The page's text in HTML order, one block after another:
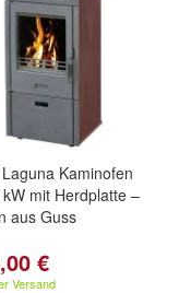
Kaminofen
mit Herdplatte –
aus Guss
€
Versand